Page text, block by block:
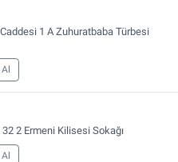
1 A Zuhuratbaba Türbesi
2 Ermeni Kilisesi Sokağı